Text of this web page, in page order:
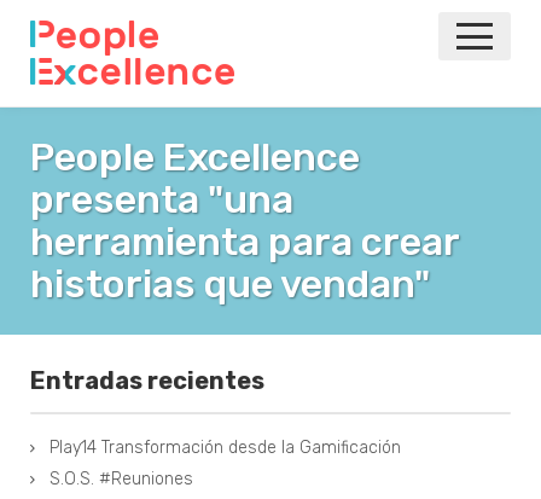
NOTICIAS
EVENTOS
VOLVER A LA PRINCIPAL
People Excellence
presenta "una
herramienta para crear
historias que vendan"
Entradas recientes
Play14 Transformación desde la Gamificación
S.O.S. #Reuniones